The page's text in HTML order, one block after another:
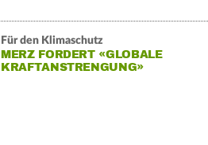
Für den Klimaschutz
MERZ FORDERT «GLOBALE
KRAFTANSTRENGUNG»